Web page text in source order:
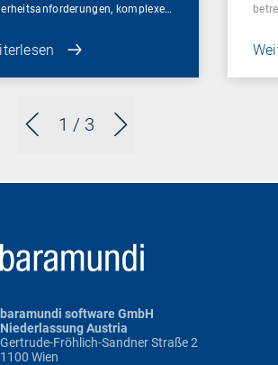
1 / 3
komplexe…
baramundi software GmbH
Niederlassung Austria
Gertrude-Fröhlich-Sandner Straße 2
1100 Wien